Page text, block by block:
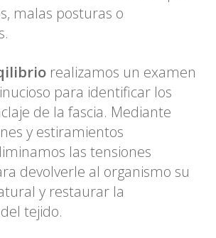
malas posturas o
realizamos un examen
para identificar los
de la fascia. Mediante
y estiramientos
las tensiones
devolverle al organismo su
y restaurar la
tejido.